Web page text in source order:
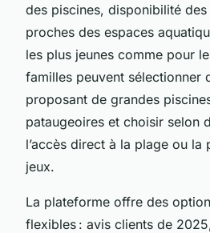
des piscines, disponibilité
proches des espaces
les plus jeunes comme pour
familles peuvent sélectionner
proposant de grandes
pataugeoires et choisir selon
l’accès direct à la plage ou la
jeux.
La plateforme offre des
flexibles : avis clients de